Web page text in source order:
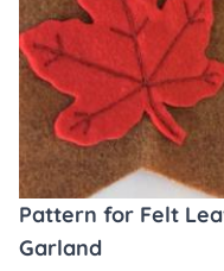
Pattern for Felt
Garland